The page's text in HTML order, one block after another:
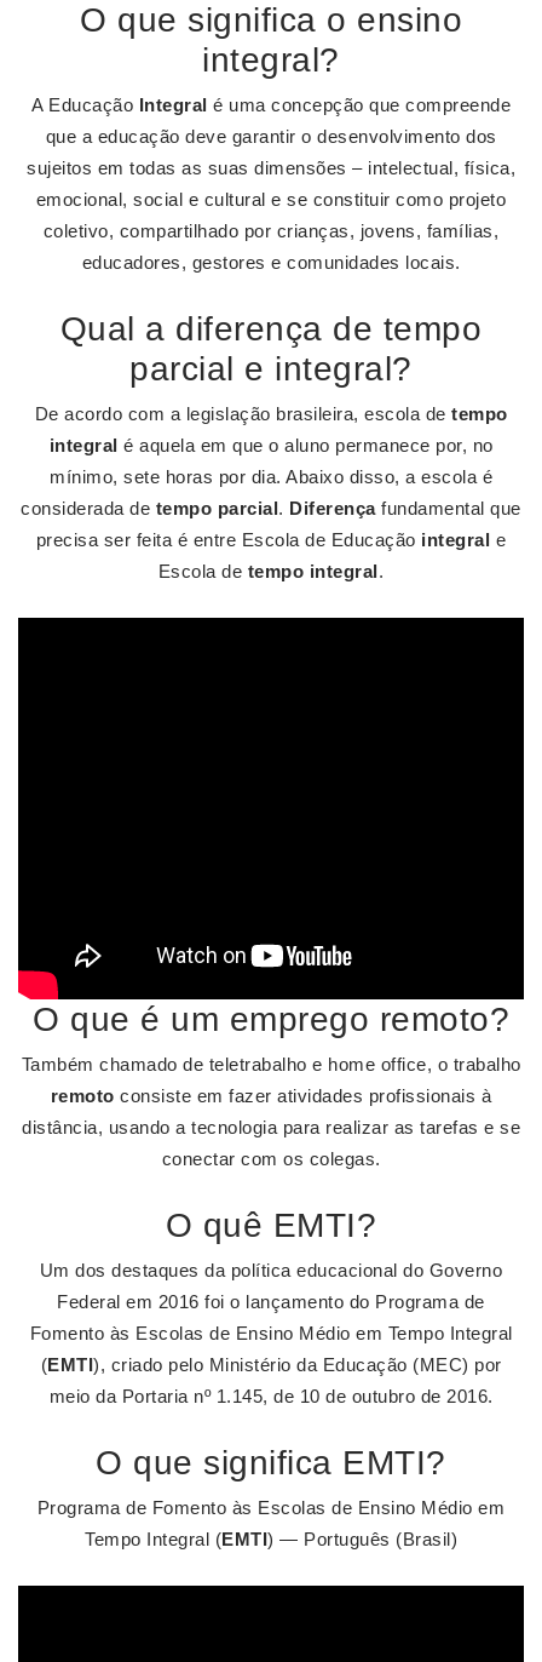
O que significa o ensino
integral?
A Educação Integral é uma concepção que compreende
que a educação deve garantir o desenvolvimento dos
sujeitos em todas as suas dimensões – intelectual, física,
emocional, social e cultural e se constituir como projeto
coletivo, compartilhado por crianças, jovens, famílias,
educadores, gestores e comunidades locais.
Qual a diferença de tempo
parcial e integral?
De acordo com a legislação brasileira, escola de tempo
integral é aquela em que o aluno permanece por, no
mínimo, sete horas por dia. Abaixo disso, a escola é
considerada de tempo parcial. Diferençafundamental que
precisa ser feita é entre Escola de Educação integral e
Escola de tempo integral.
O que é um emprego remoto?
Também chamado de teletrabalho e home office, o trabalho
remoto consiste em fazer atividades profissionais à
distância, usando a tecnologia para realizar as tarefas e se
conectar com os colegas.
O quê EMTI?
Um dos destaques da política educacional do Governo
Federal em 2016 foi o lançamento do Programa de
Fomento às Escolas de Ensino Médio em Tempo Integral
(EMTI), criado pelo Ministério da Educação (MEC) por
meio da Portaria nº 1.145, de 10 de outubro de 2016.
O que significa EMTI?
Programa de Fomento às Escolas de Ensino Médio em
Tempo Integral (EMTI) — Português (Brasil)